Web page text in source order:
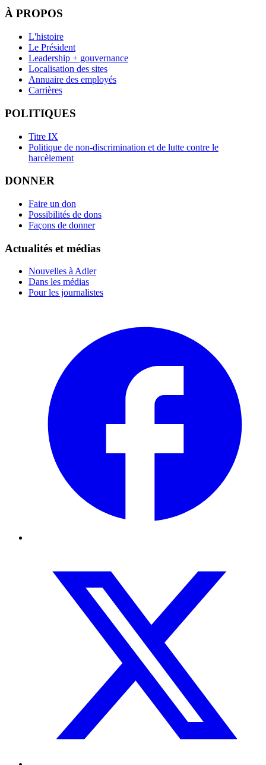
À PROPOS
L'histoire
Le Président
Leadership + gouvernance
Localisation des sites
Annuaire des employés
Carrières
POLITIQUES
Titre IX
Politique de non-discrimination et de lutte contre le
harcèlement
DONNER
Faire un don
Possibilités de dons
Façons de donner
Actualités et médias
Nouvelles à Adler
Dans les médias
Pour les journalistes